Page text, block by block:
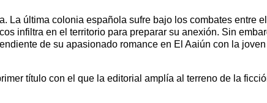
La última colonia española sufre bajo los combates entre
infiltra en el territorio para preparar su anexión. Sin
de su apasionado romance en El Aaiún con la
título con el que la editorial amplía al terreno de la